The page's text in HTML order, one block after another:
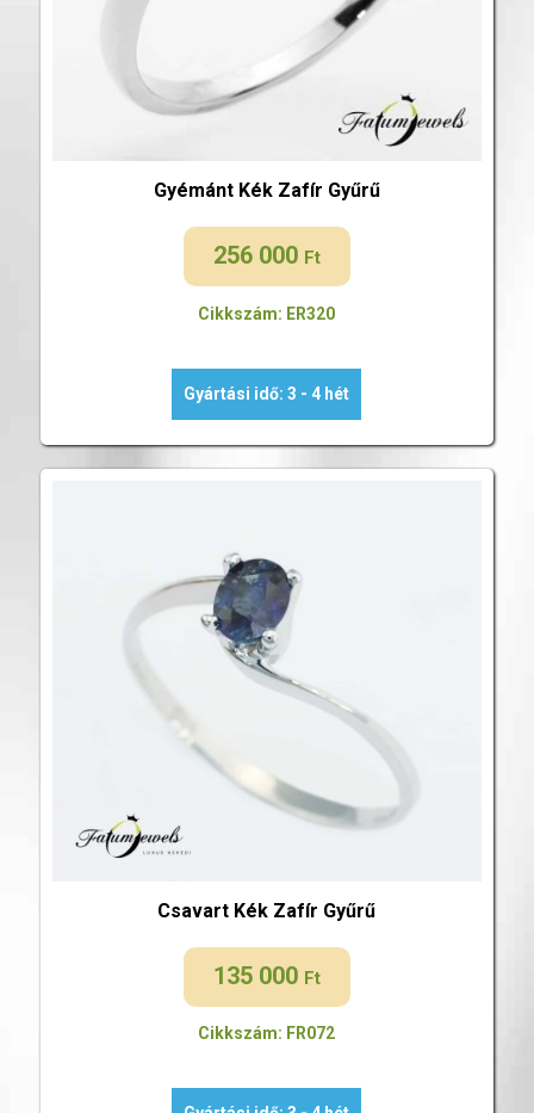
Gyémánt Kék Zafír Gyűrű
256 000 Ft
Cikkszám: ER320
Gyártási idő: 3 - 4 hét
Csavart Kék Zafír Gyűrű
135 000 Ft
Cikkszám: FR072